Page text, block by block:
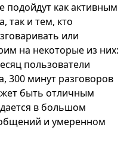
как активным
так и тем, кто
или
на некоторые из них:
пользователи
300 минут разговоров
быть отличным
в большом
и умеренном